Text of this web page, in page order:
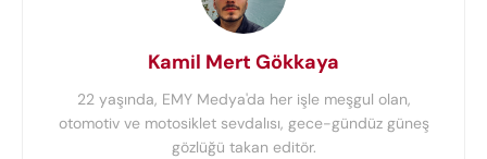
Kamil Mert Gökkaya
22 yaşında, EMY Medya'da her işle meşgul olan,
otomotiv ve motosiklet sevdalısı, gece-gündüz güneş
gözlüğü takan editör.